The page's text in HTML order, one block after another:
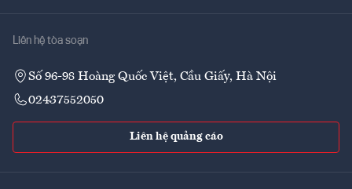
Liên hệ tòa soạn
Số 96-98 Hoàng Quốc Việt, Cầu Giấy, Hà Nội
02437552050
Liên hệ quảng cáo